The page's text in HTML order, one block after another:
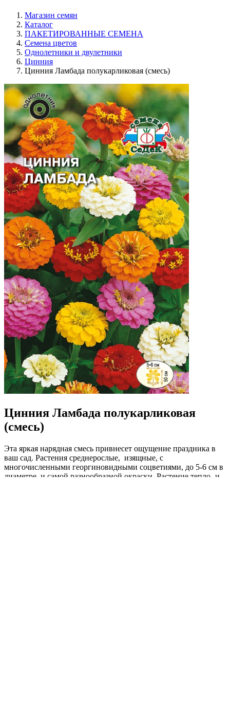
Магазин семян
Каталог
ПАКЕТИРОВАННЫЕ СЕМЕНА
Семена цветов
Однолетники и двулетники
Цинния
Цинния Ламбада полукарликовая (смесь)
Цинния Ламбада полукарликовая
(смесь)
Эта яркая нарядная смесь привнесет ощущение праздника в
ваш сад. Растения среднерослые, изящные, с
многочисленными георгиновидными соцветиями, до 5-6 см в
диаметре, и самой разнообразной окраски. Растение тепло- и